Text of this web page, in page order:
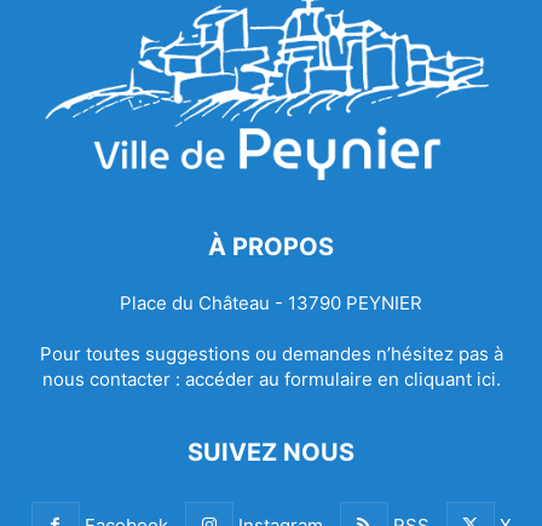
À PROPOS
Place du Château - 13790 PEYNIER
Pour toutes suggestions ou demandes n’hésitez pas à
nous contacter : accéder au formulaire en cliquant ici.
SUIVEZ NOUS